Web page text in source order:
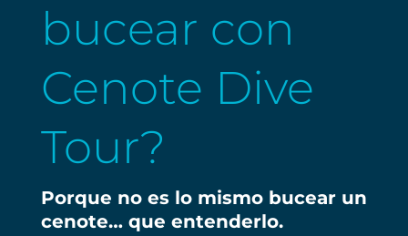
bucear con
Cenote Dive
Tour?
Porque no es lo mismo bucear un
cenote… que entenderlo.